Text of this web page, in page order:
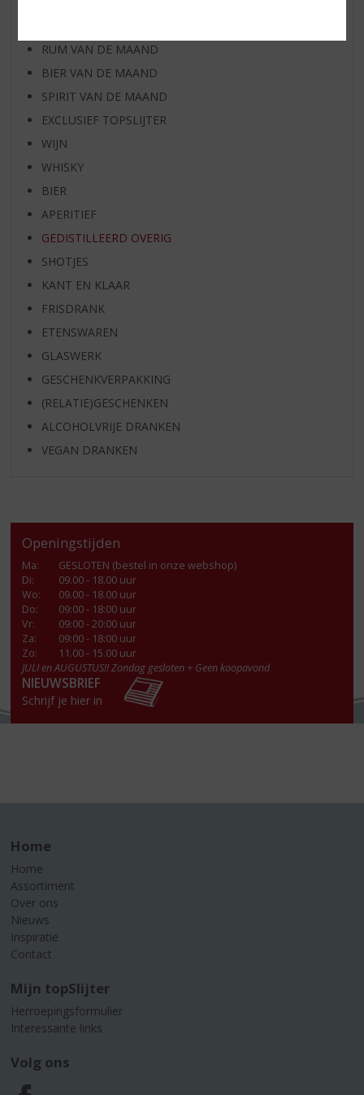
RUM VAN DE MAAND
BIER VAN DE MAAND
SPIRIT VAN DE MAAND
EXCLUSIEF TOPSLIJTER
WIJN
WHISKY
BIER
APERITIEF
GEDISTILLEERD OVERIG
SHOTJES
KANT EN KLAAR
FRISDRANK
ETENSWAREN
GLASWERK
GESCHENKVERPAKKING
(RELATIE)GESCHENKEN
ALCOHOLVRIJE DRANKEN
VEGAN DRANKEN
Openingstijden
Ma:
GESLOTEN (bestel in onze webshop)
Di:
09.00 - 18.00 uur
Wo:
09.00 - 18.00 uur
Do:
09:00 - 18:00 uur
Vr:
09:00 - 20:00 uur
Za:
09:00 - 18:00 uur
Zo:
11.00 - 15.00 uur
JULI en AUGUSTUS!! Zondag gesloten + Geen koopavond
NIEUWSBRIEF
Schrijf je hier in
Home
Home
Assortiment
Over ons
Nieuws
Inspiratie
Contact
Mijn topSlijter
Herroepingsformulier
Interessante links
Volg ons